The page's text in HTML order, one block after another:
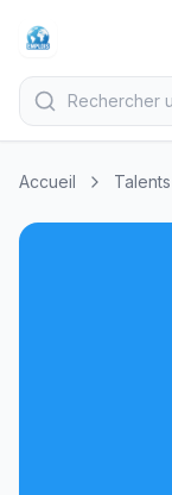
Accueil Talents